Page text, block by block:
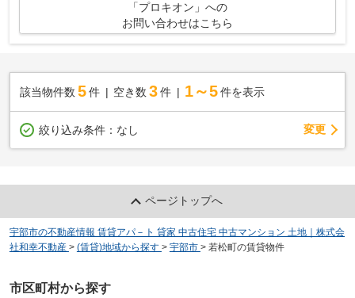
「プロキオン」への
お問い合わせはこちら
該当物件数 5件 空き数 3 件 1～5 件を表示
絞り込み条件： なし 変更
ページトップへ
宇部市の不動産情報 賃貸アパ－ト 貸家 中古住宅 中古マンション 土地｜株式会
社和幸不動産 > (賃貸)地域から探す > 宇部市 > 若松町の賃貸物件
市区町村から探す